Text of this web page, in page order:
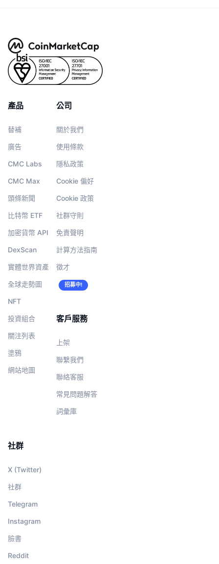
產品
替補
廣告
CMC Labs
CMC Max
頭條新聞
比特幣 ETF
加密貨幣 API
DexScan
實體世界資產
全球走勢圖
NFT
投資組合
關注列表
塗鴉
網站地圖
公司
關於我們
使用條款
隱私政策
Cookie 偏好
Cookie 政策
社群守則
免責聲明
計算方法指南
徵才
招募中!
客戶服務
上架
聯繫我們
聯絡客服
常見問題解答
詞彙庫
社群
X (Twitter)
社群
Telegram
Instagram
臉書
Reddit